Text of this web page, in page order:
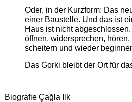
Oder, in der Kurzform: Das
einer Baustelle. Und das ist
Haus ist nicht
öffnen, widersprechen,
scheitern und wieder
Das Gorki bleibt der Ort für
Biografie Çağla Ilk